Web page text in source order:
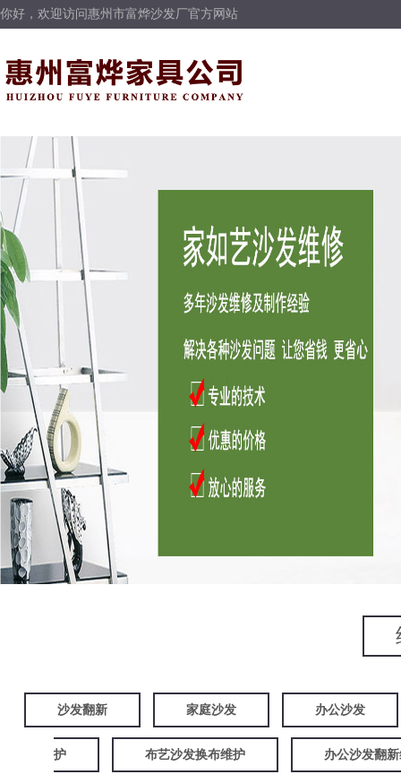
你好，欢迎访问惠州市富烨沙发厂官方网站
沙发翻新 家庭沙发 办公沙发
护 布艺沙发换布维护 办公沙发翻